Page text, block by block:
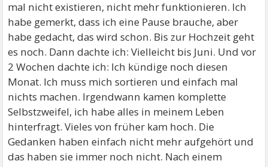
mal nicht existieren, nicht mehr funktionieren. Ich
habe gemerkt, dass ich eine Pause brauche, aber
habe gedacht, das wird schon. Bis zur Hochzeit geht
es noch. Dann dachte ich: Vielleicht bis Juni. Und vor
2 Wochen dachte ich: Ich kündige noch diesen
Monat. Ich muss mich sortieren und einfach mal
nichts machen. Irgendwann kamen komplette
Selbstzweifel, ich habe alles in meinem Leben
hinterfragt. Vieles von früher kam hoch. Die
Gedanken haben einfach nicht mehr aufgehört und
das haben sie immer noch nicht. Nach einem